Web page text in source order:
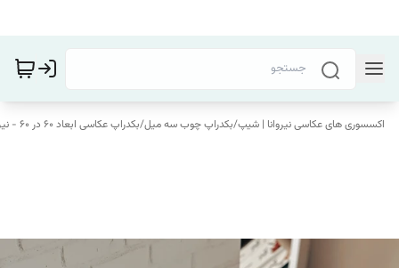
اکسسوری های عکاسی نیروانا | شیپ/بکدراپ چوب سه میل/بکدراپ عکاسی ابعاد 60 در 60 - نیروانا